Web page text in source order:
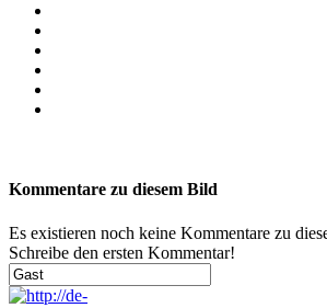
Kommentare zu diesem Bild
Es existieren noch keine Kommentare zu
Schreibe den ersten Kommentar!